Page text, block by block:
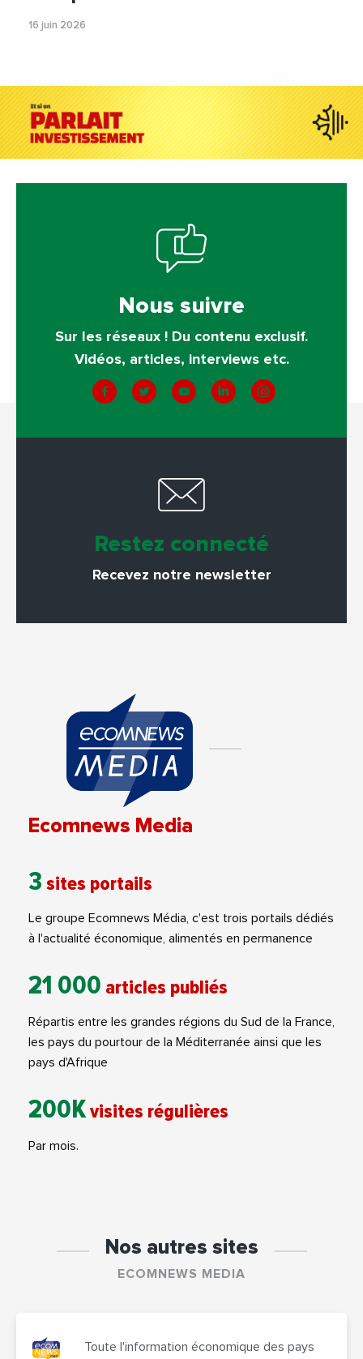
16 juin 2026
Nous suivre
Sur les réseaux ! Du contenu exclusif.
Vidéos, articles, interviews etc.
Restez connecté
Recevez notre newsletter
Ecomnews Media
3 sites portails
Le groupe Ecomnews Média, c'est trois portails dédiés
à l'actualité économique, alimentés en permanence
21 000 articles publiés
Répartis entre les grandes régions du Sud de la France,
les pays du pourtour de la Méditerranée ainsi que les
pays d'Afrique
200Kvisites régulières
Par mois.
Nos autres sites
ECOMNEWS MEDIA
Toute l'information économique des pays